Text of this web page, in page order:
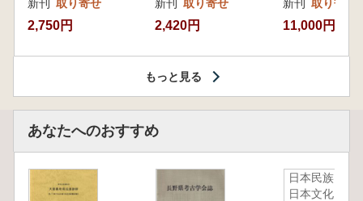
新刊 取り寄せ
2,750円
新刊 取り寄せ
2,420円
新刊 取り寄せ
11,000円
もっと見る
あなたへのおすすめ
日本民族と
日本文化